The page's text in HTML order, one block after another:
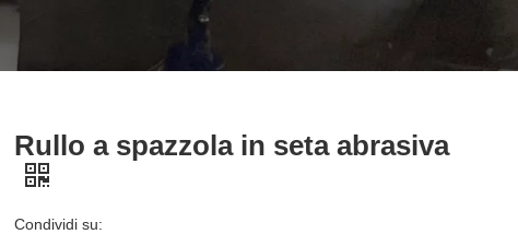
Rullo a spazzola in seta abrasiva
Condividi su: